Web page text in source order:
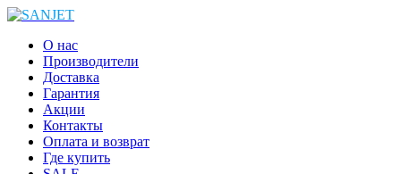
О нас
Производители
Доставка
Гарантия
Акции
Контакты
Оплата и возврат
Где купить